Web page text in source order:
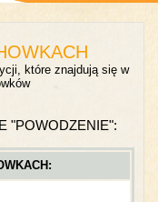
które znajdują się w
"POWODZENIE":